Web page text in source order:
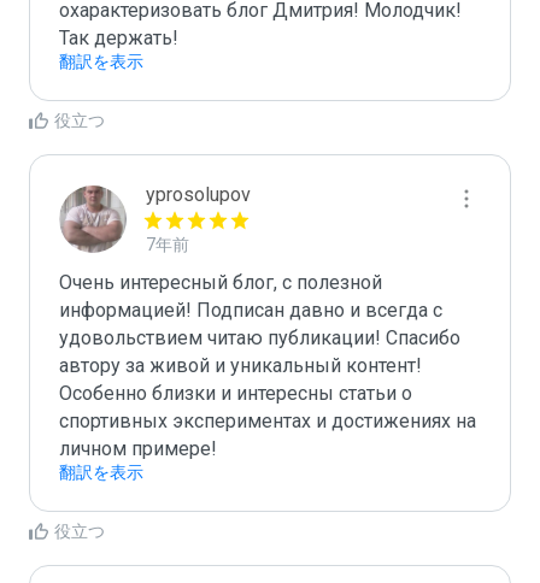
охарактеризовать блог Дмитрия! Молодчик!
Так держать!
翻訳を表示
役立つ
yprosolupov
7年前
Очень интересный блог, с полезной
информацией! Подписан давно и всегда с
удовольствием читаю публикации! Спасибо
автору за живой и уникальный контент!
Особенно близки и интересны статьи о
спортивных экспериментах и достижениях на
личном примере!
翻訳を表示
役立つ